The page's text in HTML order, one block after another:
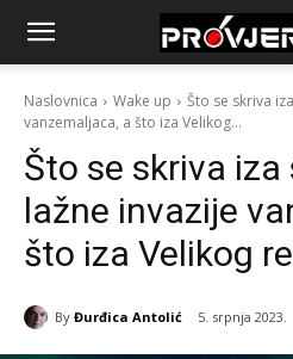
Naslovnica Wake up
Što se skriva
vanzemaljaca, a što iza Velikog...
Što se skriva iza
lažne invazije
što iza Velikog
By Đurđica Antolić 5. srpnja 2023.